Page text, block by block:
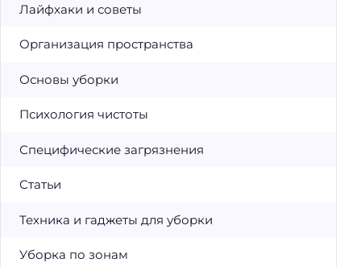
Лайфхаки и советы
Организация пространства
Основы уборки
Психология чистоты
Специфические загрязнения
Статьи
Техника и гаджеты для уборки
Уборка по зонам